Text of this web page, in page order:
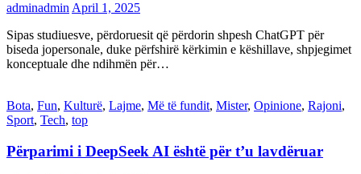
adminadmin April 1, 2025
Sipas studiuesve, përdoruesit që përdorin shpesh ChatGPT për
biseda jopersonale, duke përfshirë kërkimin e këshillave, shpjegimet
konceptuale dhe ndihmën për…
Bota, Fun, Kulturë, Lajme, Më të fundit, Mister, Opinione, Rajoni,
Sport, Tech, top
Përparimi i DeepSeek AI është për t’u lavdëruar